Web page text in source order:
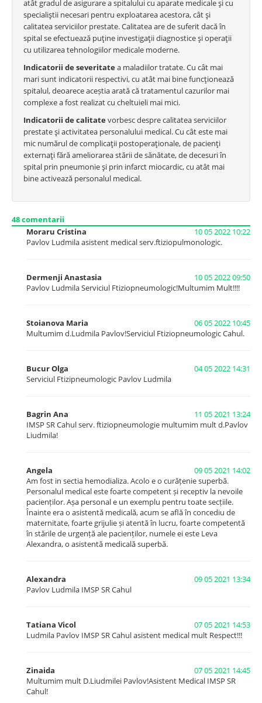
atât gradul de asigurare a spitalului cu aparate medicale şi cu
specialiştii necesari pentru exploatarea acestora, cât şi
calitatea serviciilor prestate. Calitatea are de suferit dacă în
spital se efectuează puţine investigaţii diagnostice şi operaţii
cu utilizarea tehnologiilor medicale moderne.
Indicatorii de severitate a maladiilor tratate. Cu cât mai
mari sunt indicatorii respectivi, cu atât mai bine funcţionează
spitalul, deoarece aceștia arată că tratamentul cazurilor mai
complexe a fost realizat cu cheltuieli mai mici.
Indicatorii de calitate vorbesc despre calitatea serviciilor
prestate şi activitatea personalului medical. Cu cât este mai
mic numărul de complicaţii postoperaţionale, de pacienţi
externaţi fără ameliorarea stării de sănătate, de decesuri în
spital prin pneumonie şi prin infarct miocardic, cu atât mai
bine activează personalul medical.
48comentarii
Moraru Cristina
10 05 2022 10:22
Pavlov Ludmila asistent medical serv.ftiziopulmonologic.
Dermenji Anastasia
10 05 2022 09:50
Pavlov Ludmila Serviciul Ftiziopneumologic!Multumim Mult!!!!
Stoianova Maria
06 05 2022 10:45
Multumim d.Ludmila Pavlov!Serviciul Ftiziopneumologic Cahul.
Bucur Olga
04 05 2022 14:31
Serviciul Ftizipneumologic Pavlov Ludmila
Bagrin Ana
11 05 2021 13:24
IMSP SR Cahul serv. ftiziopneumologie multumim mult d.Pavlov
Liudmila!
Angela
09 05 2021 14:02
Am fost in sectia hemodializa. Acolo e o curățenie superbă.
Personalul medical este foarte competent și receptiv la nevoile
pacienților. Așa personal e un exemplu pentru toate secțiile.
Înainte era o asistentă medicală, acum se află în concediu de
maternitate, foarte grijulie și atentă în lucru, foarte competentă
în stările de urgență ale pacienților, numele ei este Leva
Alexandra, o asistentă medicală superbă.
Alexandra
09 05 2021 13:34
Pavlov Ludmila IMSP SR Cahul
Tatiana Vicol
07 05 2021 14:53
Ludmila Pavlov IMSP SR Cahul asistent medical mult Respect!!!
Zinaida
07 05 2021 14:45
Multumim mult D.Liudmilei Pavlov!Asistent Medical IMSP SR
Cahul!